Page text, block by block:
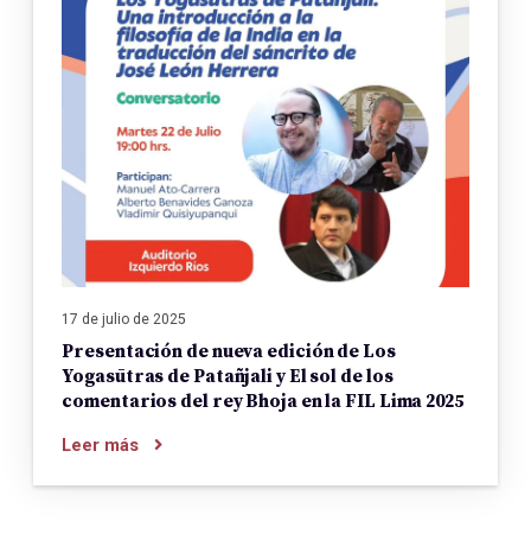
17 de julio de 2025
Presentación de nueva edición de Los
Yogasūtras de Patañjali y El sol de los
comentarios del rey Bhoja en la FIL Lima 2025
Leer más